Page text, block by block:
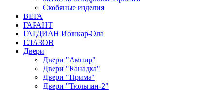
Скобяные изделия
ВЕГА
ГАРАНТ
ГАРДИАН Йошкар-Ола
ГЛАЗОВ
Двери
Двери "Ампир"
Двери "Канадка"
Двери "Прима"
Двери "Тюльпан-2"